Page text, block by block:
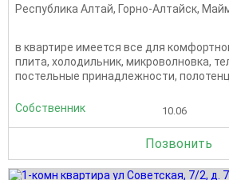
Республика Алтай, Горно-Алтайск,
в квартире имеется все для
плита, холодильник, микроволновка,
постельные принадлежности,
Собственник 10.06
Позвонить